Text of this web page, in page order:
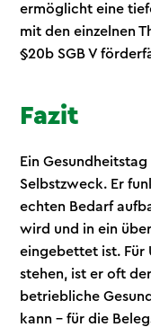
ermöglicht eine
mit den einzelnen
§20b SGB V
Fazit
Ein
Selbstzweck. Er
echten Bedarf
wird und in ein
eingebettet ist. Für
stehen, ist er oft
betriebliche
kann – für die